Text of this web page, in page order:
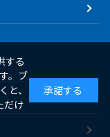
する
。ブ
と、
だけ
承諾する